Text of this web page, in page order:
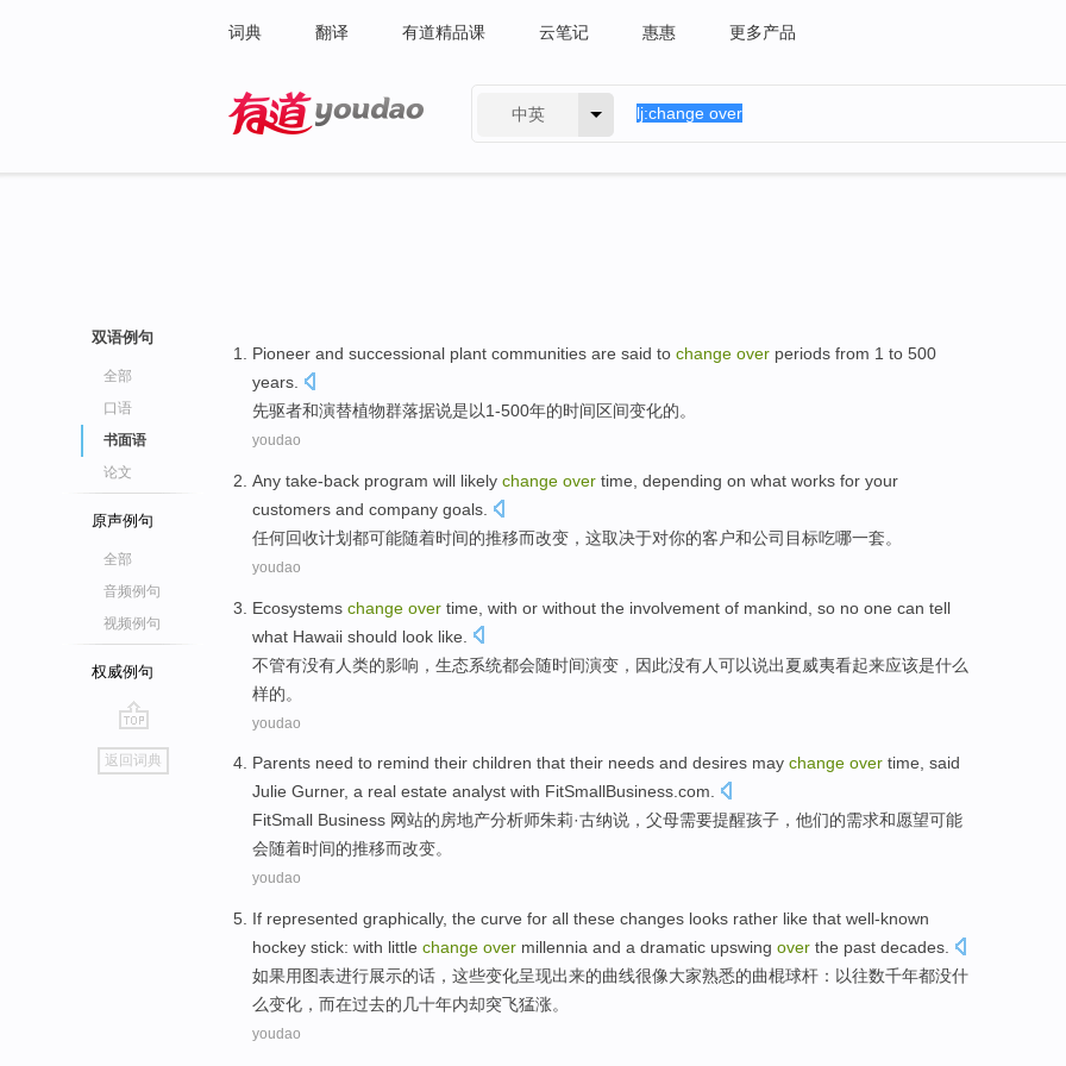
词典 翻译 有道精品课 云笔记 惠惠 更多产品
中英
双语例句
全部
口语
书面语
论文
原声例句
全部
音频例句
视频例句
权威例句
go
top
返回词典
Pioneer and successional plant communities are said to change over periods from 1 to 500
years
先驱者和演替植物群落据说是以1-500年的时间区间变化的。
youdao
Any take-back program will likely change over time depending on what works for your
customers and company goals
任何回收计划都可能随着时间的推移而改变 ，这取决于对你的客户和公司 目标吃哪一套。
youdao
Ecosystems change over time , with or without the involvement of mankind so no one can tell
what Hawaii should look like.
不管有没有人类的影响 ，生态系统都会随时间演变， 因此没有人可以说出夏威夷看起来应该是什么
样的。
youdao
Parents need to remind their children that their needs and desires may change over time, said
Julie Gurner, a real estate analyst with FitSmallBusiness.com.
FitSmall Business 网站的房地产分析师朱莉·古纳说 ， 父母需要提醒孩子， 他们的需求和愿望可能
会随着时间的推移而改变。
youdao
If represented graphically, the curve for all these changes looks rather like that well-known
hockey stick: with little change over millennia and a dramatic upswing over the past decades
如果用 图表进行展示的话， 这些变化呈现出来的曲线很像大家熟悉的曲棍球杆 ：以往数千年都没什
么变化 ，而在过去的几十年内却突飞猛涨。
youdao